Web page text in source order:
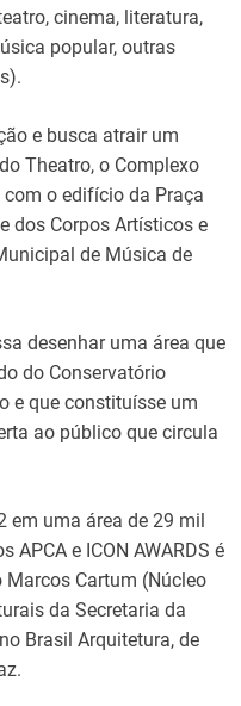
cinema, literatura,
popular, outras
e busca atrair um
Theatro, o Complexo
o edifício da Praça
dos Corpos Artísticos e
de Música de
desenhar uma área que
do Conservatório
e que constituísse um
ao público que circula
em uma área de 29 mil
APCA e ICON AWARDS é
Cartum (Núcleo
da Secretaria da
Brasil Arquitetura, de